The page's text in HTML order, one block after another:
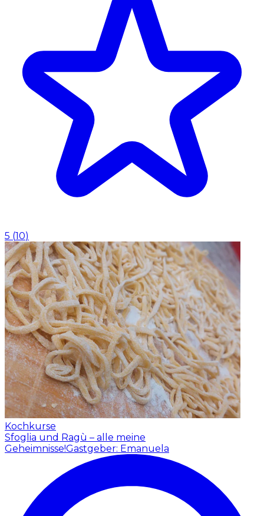
5 (10)
Kochkurse
Sfoglia und Ragù – alle meine
Geheimnisse!Gastgeber: Emanuela